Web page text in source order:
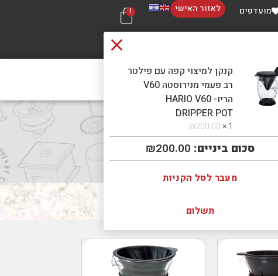
מועדפים לאזור האישי
קנקן למיצוי קפה עם פילטר
רב פעמי מנירוסטה V60
הריו- HARIO V60
DRIPPER POT
1 ×
₪200.00
סכום ביניים: ₪200.00
מעבר לסל הקניות
תשלום
1
צור קשר